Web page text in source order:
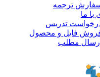
ترجمه
تدریس
فایل و محصول
مطلب